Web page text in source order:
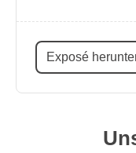
Exposé